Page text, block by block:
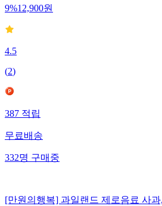
9%12,900원
4.5
(2)
387 적립
무료배송
332명 구매중
[만원의행복] 과일랜드 제로음료 사과